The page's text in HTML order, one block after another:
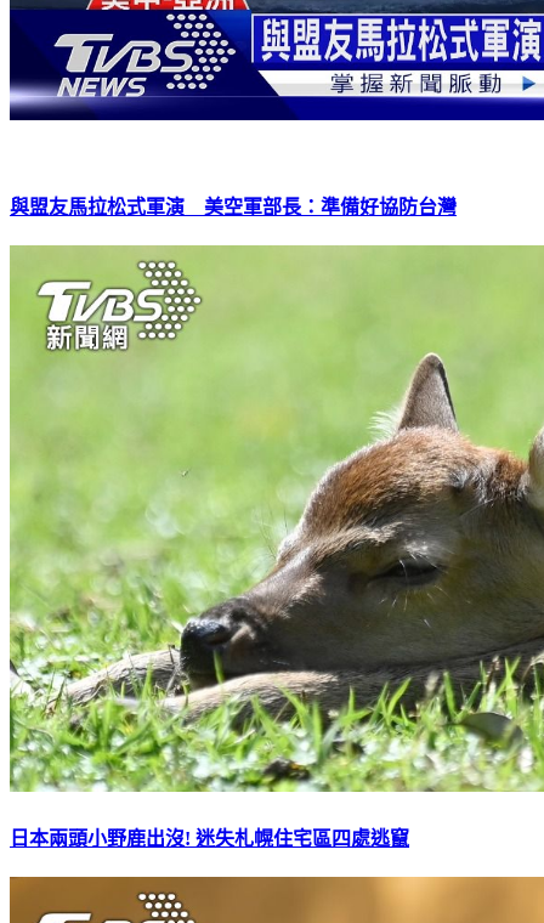
與盟友馬拉松式軍演 美空軍部長：準備好協防台灣
日本兩頭小野鹿出沒! 迷失札幌住宅區四處逃竄